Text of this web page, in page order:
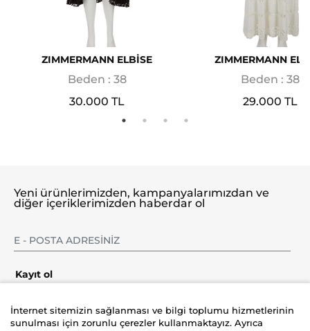
ZIMMERMANN ELBİSE
Beden : 38
30.000 TL
ZIMMERMANN
Beden : 38
29.000 TL
Yeni ürünlerimizden, kampanyalarımızdan ve
diğer içeriklerimizden haberdar ol
Kayıt ol
İnternet sitemizin sağlanması ve bilgi toplumu hizmetlerinin
sunulması için zorunlu çerezler kullanmaktayız. Ayrıca